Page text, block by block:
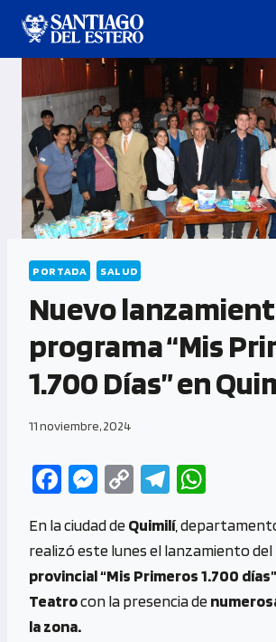
PORTADA SALUD
Nuevo
programa “Mis
1.700 Días” en
11 noviembre, 2024
Fa
b
o
o
k
M
se
n
g
C
py
Li
n
Te
gr
a
m
at
s
A
En la ciudad deQuimilí,
realizó este lunes el lanzamiento del
provincial “Mis Primeros 1.700 días”
Teatrocon la presencia de
la zona.